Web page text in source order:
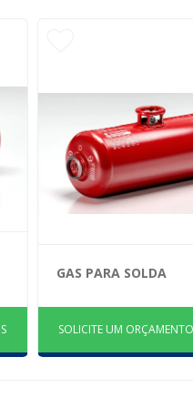
GAS PARA SOLDA
SOLICITE UM